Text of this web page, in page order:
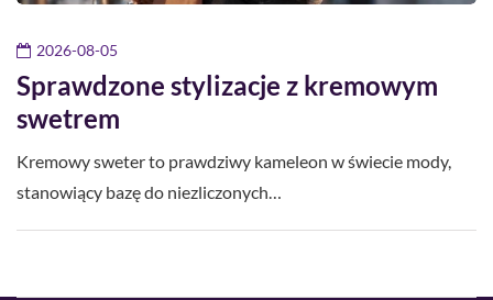
2026-08-05
Sprawdzone stylizacje z kremowym
swetrem
Kremowy sweter to prawdziwy kameleon w świecie mody,
stanowiący bazę do niezliczonych…